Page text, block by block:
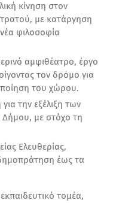
κίνηση στον
με κατάργηση
φιλοσοφία
αμφιθέατρο, έργο
τον δρόμο για
του χώρου.
την εξέλιξη των
Δήμου, με στόχο τη
Ελευθερίας,
έως τα
τομέα,